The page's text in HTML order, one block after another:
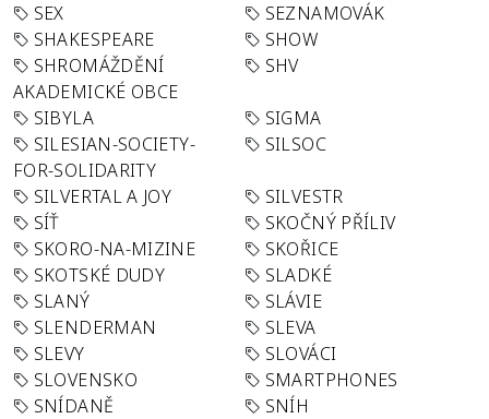
SEX
SEZNAMOVÁK
SHAKESPEARE
SHOW
SHROMÁŽDĚNÍ
AKADEMICKÉ OBCE
SHV
SIBYLA
SIGMA
SILESIAN-SOCIETY-
FOR-SOLIDARITY
SILSOC
SILVERTAL A JOY
SILVESTR
SÍŤ
SKOČNÝ PŘÍLIV
SKORO-NA-MIZINE
SKOŘICE
SKOTSKÉ DUDY
SLADKÉ
SLANÝ
SLÁVIE
SLENDERMAN
SLEVA
SLEVY
SLOVÁCI
SLOVENSKO
SMARTPHONES
SNÍDANĚ
SNÍH